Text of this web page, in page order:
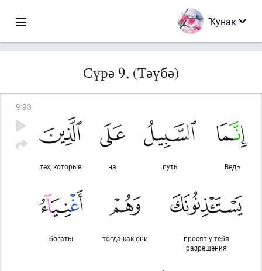
Ҡунак
Сүрә 9, (Тәүбә)
9:93
Ведь
путь
на
тех, которые
просят у тебя
разрешения
тогда как они
богаты